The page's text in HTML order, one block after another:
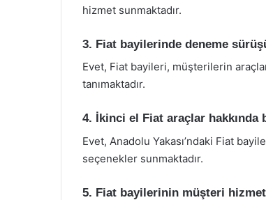
hizmet sunmaktadır.
3. Fiat bayilerinde deneme
Evet, Fiat bayileri, müşterilerin
tanımaktadır.
4. İkinci el Fiat araçlar
Evet, Anadolu Yakası’ndaki Fiat
seçenekler sunmaktadır.
5. Fiat bayilerinin müşteri